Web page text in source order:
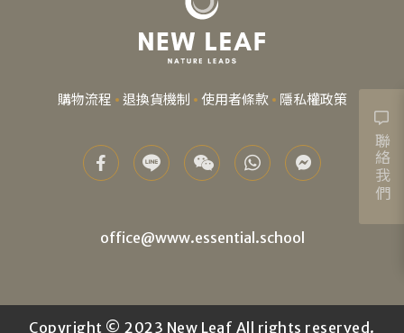
購物流程 退換貨機制 使用者條款 隱私權政策
office@www.essential.school
Copyright © 2023 New Leaf All rights reserved.
聯絡我們